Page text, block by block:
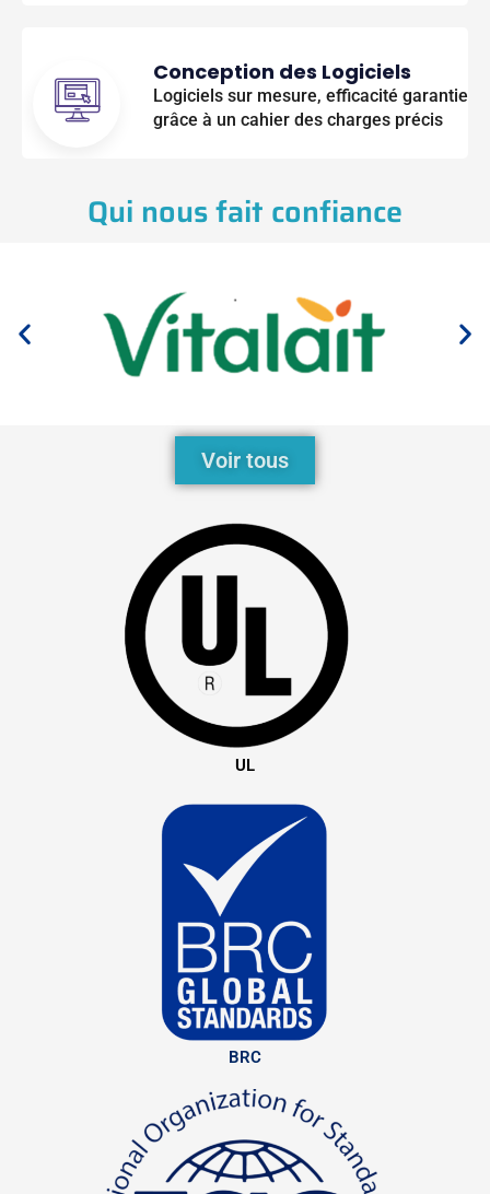
Conception des Logiciels
Logiciels sur mesure, efficacité garantie
grâce à un cahier des charges précis
Qui nous fait confiance
Voir tous
UL
BRC